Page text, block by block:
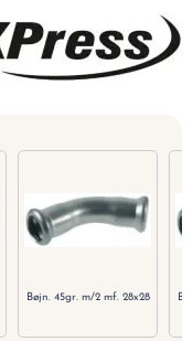
Bøjn. 45gr. m/2 mf. 28x28